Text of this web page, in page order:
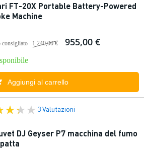
FT-20X Portable Battery-Powered
Machine
consigliato 1.240,00 € 955,00 €
Aggiungi al carrello
3 Valutazioni
DJ Geyser P7 macchina del fumo